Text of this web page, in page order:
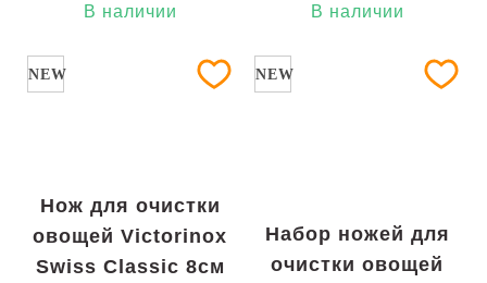
В наличии
В наличии
NEW
Нож для очистки
овощей Victorinox
Swiss Classic 8см
NEW
Набор ножей для
очистки овощей